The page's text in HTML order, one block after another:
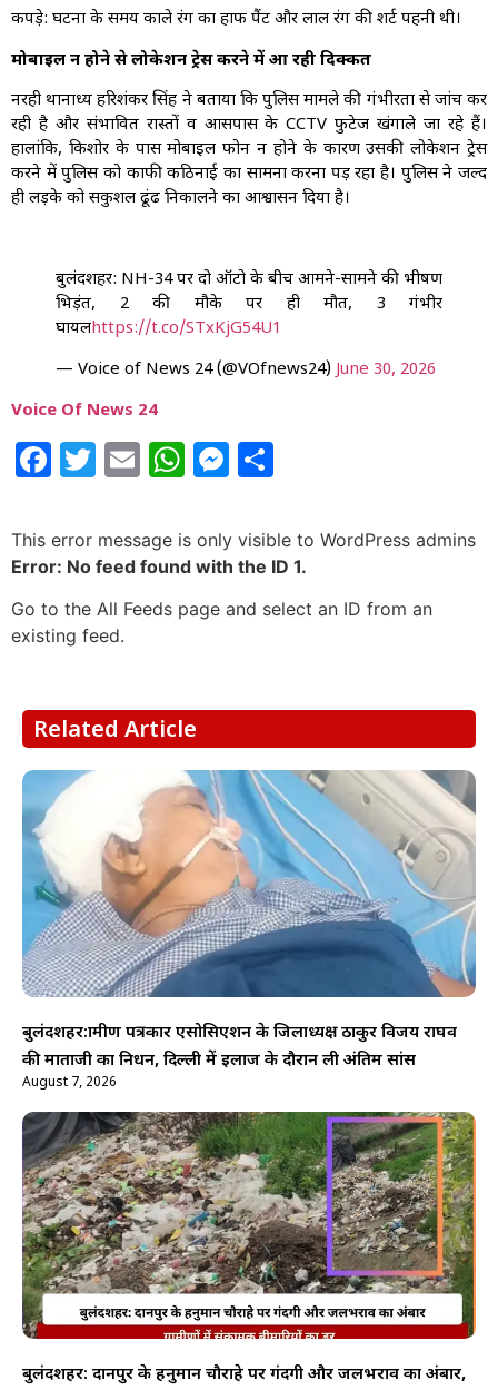
कपड़े: घटना के समय काले रंग का हाफ पैंट और लाल रंग की शर्ट पहनी थी।
मोबाइल न होने से लोकेशन ट्रेस करने में आ रही दिक्कत
नरही थानाध्यक्ष हरिशंकर सिंह ने बताया कि पुलिस मामले की गंभीरता से जांच कर
रही है और संभावित रास्तों व आसपास के CCTV फुटेज खंगाले जा रहे हैं।
हालांकि, किशोर के पास मोबाइल फोन न होने के कारण उसकी लोकेशन ट्रेस
करने में पुलिस को काफी कठिनाई का सामना करना पड़ रहा है। पुलिस ने जल्द
ही लड़के को सकुशल ढूंढ निकालने का आश्वासन दिया है।
बुलंदशहर: NH-34 पर दो ऑटो के बीच आमने-सामने की भीषण
भिड़ंत, 2 की मौके पर ही मौत, 3 गंभीर
घायलhttps://t.co/STxKjG54U1
— Voice of News 24 (@VOfnews24) June 30, 2026
Voice Of News 24
Facebook
Twitter
EmailWhatsApp
Messenger
This error message is only visible to WordPress admins
Error: No feed found with the ID 1.
Go to the All Feeds page and select an ID from an
existing feed.
Related Article
बुलंदशहर:ग्रामीण पत्रकार एसोसिएशन के जिलाध्यक्ष ठाकुर विजय राघव
की माताजी का निधन, दिल्ली में इलाज के दौरान ली अंतिम सांस
August 7, 2026
बुलंदशहर: दानपुर के हनुमान चौराहे पर गंदगी और जलभराव का अंबार,